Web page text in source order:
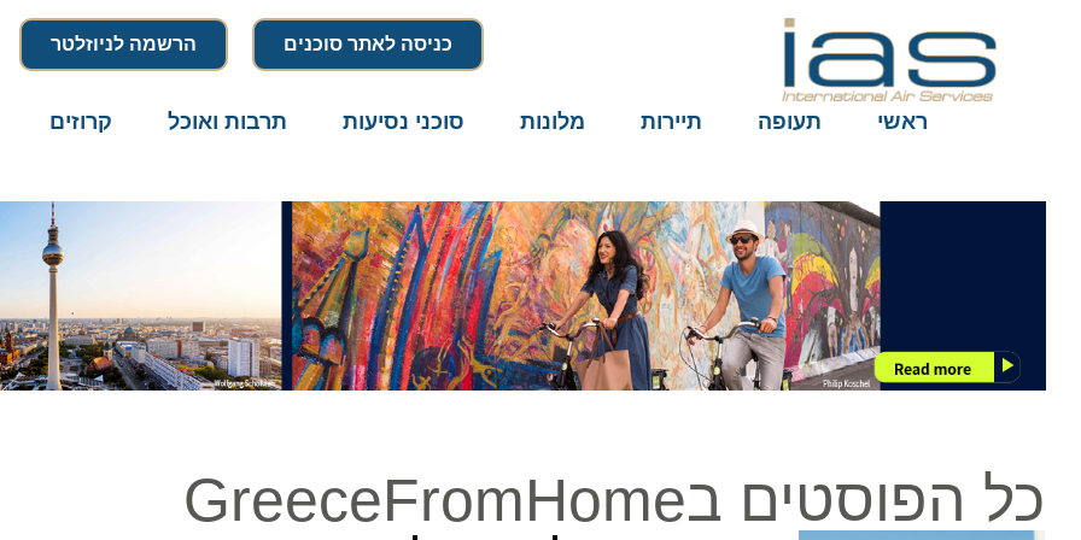
כניסה לאתר סוכנים הרשמה לניוזלטר
ראשי תעופה תיירות מלונות סוכני נסיעות תרבות ואוכל קרוזים
כל הפוסטים בGreeceFromHome